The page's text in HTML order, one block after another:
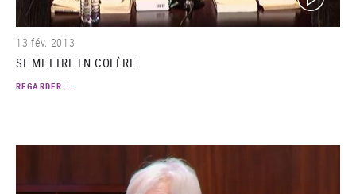
13 fév. 2013
SE METTRE EN COLÈRE
REGARDER